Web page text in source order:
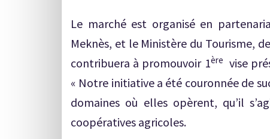
Le marché est organisé en
Meknès, et le Ministère du Tourisme,
contribuera à promouvoir 1ère vise
« Notre initiative a été couronnée de
domaines où elles opèrent, qu’il
coopératives agricoles.